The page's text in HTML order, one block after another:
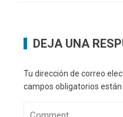
DEJA UNA
Tu dirección de correo
campos obligatorios